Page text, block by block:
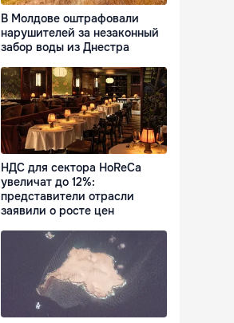
В Молдове оштрафовали
нарушителей за незаконный
забор воды из Днестра
НДС для сектора HoReCa
увеличат до 12%:
представители отрасли
заявили о росте цен